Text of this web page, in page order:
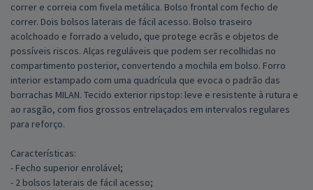
correr e correia com fivela metálica. Bolso frontal com fecho de
correr. Dois bolsos laterais de fácil acesso. Bolso traseiro
acolchoado e forrado a veludo, que protege ecrãs e objetos de
possíveis riscos. Alças reguláveis que podem ser recolhidas no
compartimento posterior, convertendo a mochila em bolso. Forro
interior estampado com uma quadrícula que evoca o padrão das
borrachas MILAN. Tecido exterior ripstop: leve e resistente à rutura e
ao rasgão, com fios grossos entrelaçados em intervalos regulares
para reforço.
Características:
- Fecho superior enrolável;
- 2 bolsos laterais de fácil acesso;